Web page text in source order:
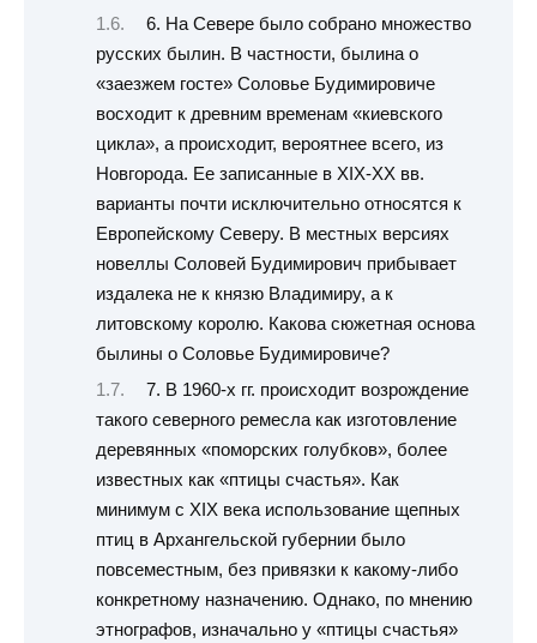
6. На Севере было собрано множество
русских былин. В частности, былина о
«заезжем госте» Соловье Будимировиче
восходит к древним временам «киевского
цикла», а происходит, вероятнее всего, из
Новгорода. Ее записанные в XIX-XХ вв.
варианты почти исключительно относятся к
Европейскому Северу. В местных версиях
новеллы Соловей Будимирович прибывает
издалека не к князю Владимиру, а к
литовскому королю. Какова сюжетная основа
былины о Соловье Будимировиче?
7. В 1960-х гг. происходит возрождение
такого северного ремесла как изготовление
деревянных «поморских голубков», более
известных как «птицы счастья». Как
минимум с XIX века использование щепных
птиц в Архангельской губернии было
повсеместным, без привязки к какому-либо
конкретному назначению. Однако, по мнению
этнографов, изначально у «птицы счастья»